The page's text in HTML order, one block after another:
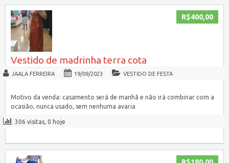
R$400,00
Vestido de madrinha terra cota
JAALA FERREIRA 19/09/2023 VESTIDO DE FESTA
Motivo da venda: casamento será de manhã e não irá combinar com a
ocasião, nunca usado, sem nenhuma avaria
306 visitas, 0 hoje